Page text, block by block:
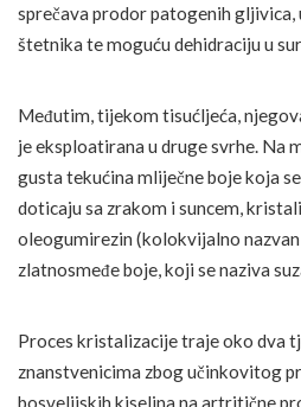
sprečava prodor patogenih
štetnika te moguću dehidraciju u
Međutim, tijekom tisućljeća,
je eksploatirana u druge svrhe. Na
gusta tekućina mliječne boje koja
doticaju sa zrakom i suncem,
oleogumirezin (kolokvijalno
zlatnosmeđe boje, koji se naziva
Proces kristalizacije traje oko dva
znanstvenicima zbog učinkovitog
bosvelijskih kiselina na artritične